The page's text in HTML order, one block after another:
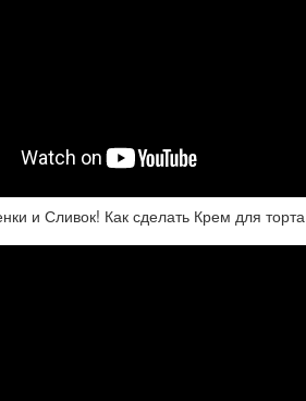
и Сливок! Как сделать Крем для